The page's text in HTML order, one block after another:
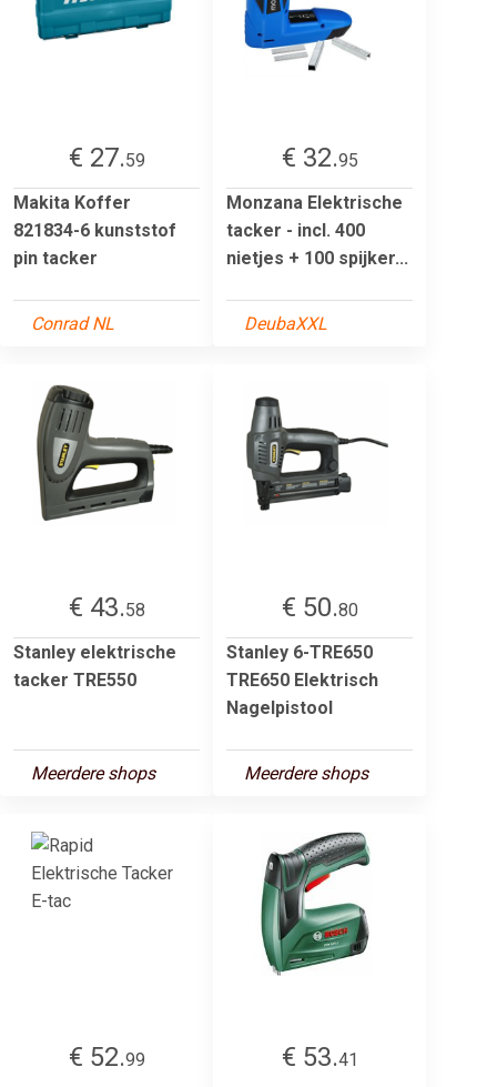
€ 27.59
Makita Koffer
821834-6 kunststof
pin tacker
Conrad NL
€ 32.95
Monzana Elektrische
tacker - incl. 400
nietjes + 100 spijker...
DeubaXXL
€ 43.58
Stanley elektrische
tacker TRE550
Meerdere shops
€ 50.80
Stanley 6-TRE650
TRE650 Elektrisch
Nagelpistool
Meerdere shops
€ 52.99 € 53.41